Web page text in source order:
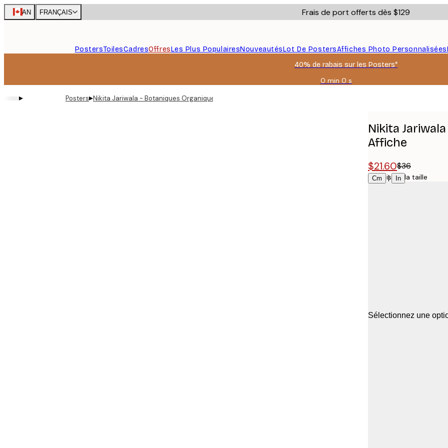
Skip
to
CAN FRANÇAIS Frais de port offerts dès $129
PostersToilesCadresOffresLes Plus PopulairesNouveautésLot De PostersAffiches Photo Personnalisées
40% de rabais sur les Posters*
0 min 0 s
Valable
▸ Posters▸Nikita Jariwala - Botaniques Organiques Cousues Affiche
Nikita
Affiche
$21.60$36
Cm | In
Choisissez la taille
Sélectionnez une